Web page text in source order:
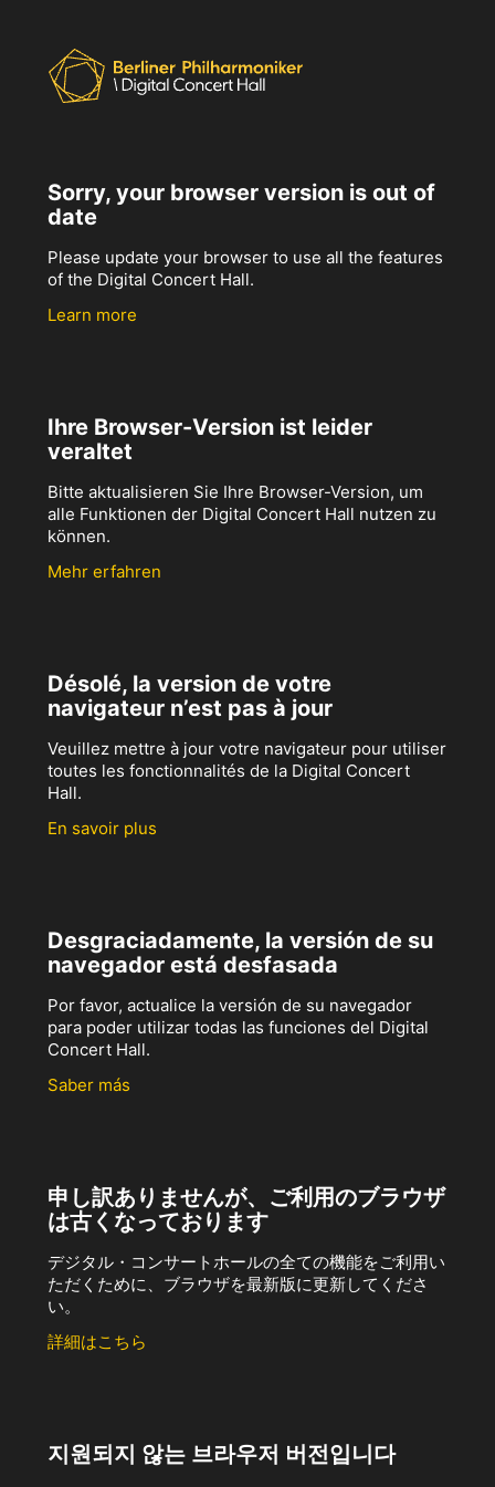
Sorry, your browser version is out of
date
Please update your browser to use all the features
of the Digital Concert Hall.
Learn more
Ihre Browser-Version ist leider
veraltet
Bitte aktualisieren Sie Ihre Browser-Version, um
alle Funktionen der Digital Concert Hall nutzen zu
können.
Mehr erfahren
Désolé, la version de votre
navigateur n’est pas à jour
Veuillez mettre à jour votre navigateur pour utiliser
toutes les fonctionnalités de la Digital Concert
Hall.
En savoir plus
Desgraciadamente, la versión de su
navegador está desfasada
Por favor, actualice la versión de su navegador
para poder utilizar todas las funciones del Digital
Concert Hall.
Saber más
申し訳ありませんが、ご利用のブラウザ
は古くなっております
デジタル・コンサートホールの全ての機能をご利用い
ただくために、ブラウザを最新版に更新してくださ
い。
詳細はこちら
지원되지 않는 브라우저 버전입니다